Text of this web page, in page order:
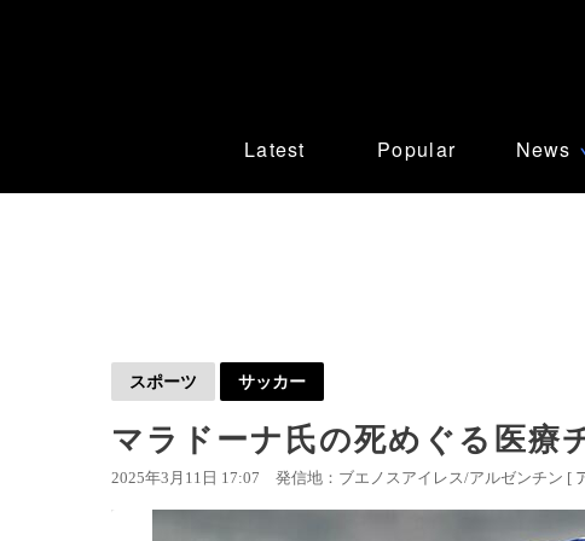
Latest Popular News
スポーツ サッカー
マラドーナ氏の死めぐる医療
2025年3月11日 17:07 発信地：ブエノスアイレス/アルゼンチン [